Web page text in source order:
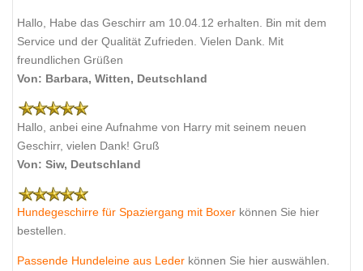
Hallo, Habe das Geschirr am 10.04.12 erhalten. Bin mit dem
Service und der Qualität Zufrieden. Vielen Dank. Mit
freundlichen Grüßen
Von: Barbara, Witten, Deutschland
Hallo, anbei eine Aufnahme von Harry mit seinem neuen
Geschirr, vielen Dank! Gruß
Von: Siw, Deutschland
Hundegeschirre für Spaziergang mit Boxer können Sie hier
bestellen.
Passende Hundeleine aus Leder können Sie hier auswählen.